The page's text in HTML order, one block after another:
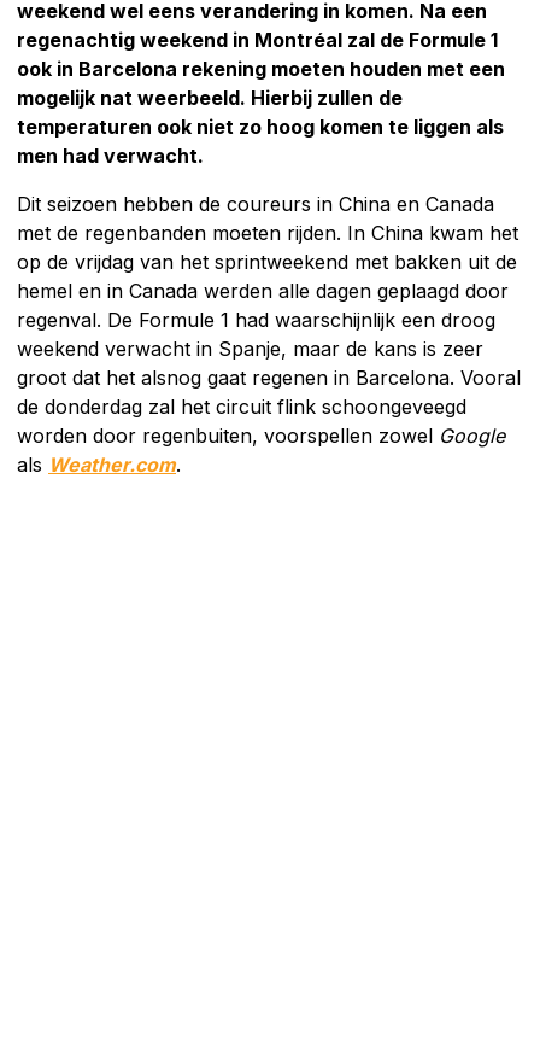
weekend wel eens verandering in komen. Na een
regenachtig weekend in Montréal zal de Formule 1
ook in Barcelona rekening moeten houden met een
mogelijk nat weerbeeld. Hierbij zullen de
temperaturen ook niet zo hoog komen te liggen als
men had verwacht.
Dit seizoen hebben de coureurs in China en Canada
met de regenbanden moeten rijden. In China kwam het
op de vrijdag van het sprintweekend met bakken uit de
hemel en in Canada werden alle dagen geplaagd door
regenval. De Formule 1 had waarschijnlijk een droog
weekend verwacht in Spanje, maar de kans is zeer
groot dat het alsnog gaat regenen in Barcelona. Vooral
de donderdag zal het circuit flink schoongeveegd
worden door regenbuiten, voorspellen zowel Google
als Weather.com.